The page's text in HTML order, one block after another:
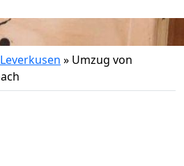
» Umzug von